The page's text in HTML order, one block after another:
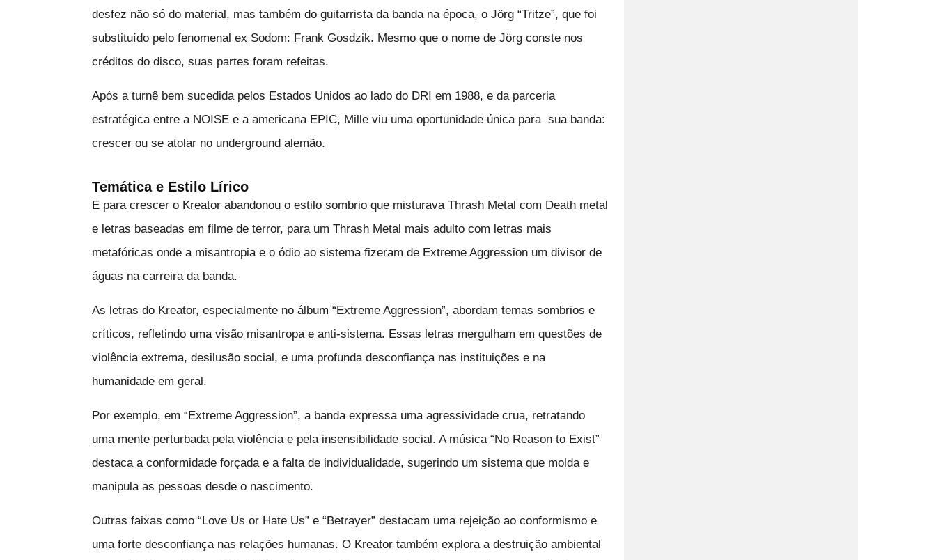
desfez não só do material, mas também do guitarrista da banda na época, o Jörg “Tritze”, que foi
substituído pelo fenomenal ex Sodom: Frank Gosdzik. Mesmo que o nome de Jörg conste nos
créditos do disco, suas partes foram refeitas.
Após a turnê bem sucedida pelos Estados Unidos ao lado do DRI em 1988, e da parceria
estratégica entre a NOISE e a americana EPIC, Mille viu uma oportunidade única para sua banda:
crescer ou se atolar no underground alemão.
Temática e Estilo Lírico
E para crescer o Kreator abandonou o estilo sombrio que misturava Thrash Metal com Death metal
e letras baseadas em filme de terror, para um Thrash Metal mais adulto com letras mais
metafóricas onde a misantropia e o ódio ao sistema fizeram de Extreme Aggression um divisor de
águas na carreira da banda.
As letras do Kreator, especialmente no álbum “Extreme Aggression”, abordam temas sombrios e
críticos, refletindo uma visão misantropa e anti-sistema. Essas letras mergulham em questões de
violência extrema, desilusão social, e uma profunda desconfiança nas instituições e na
humanidade em geral.
Por exemplo, em “Extreme Aggression”, a banda expressa uma agressividade crua, retratando
uma mente perturbada pela violência e pela insensibilidade social. A música “No Reason to Exist”
destaca a conformidade forçada e a falta de individualidade, sugerindo um sistema que molda e
manipula as pessoas desde o nascimento.
Outras faixas como “Love Us or Hate Us” e “Betrayer” destacam uma rejeição ao conformismo e
uma forte desconfiança nas relações humanas. O Kreator também explora a destruição ambiental